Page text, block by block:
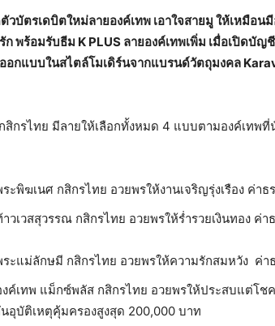
วบัตรเดบิตใหม่ลายองค์เทพ เอาใจสายมู ให้เหมือ
ก พร้อมรับธีม K PLUS ลายองค์เทพเพิ่ม เมื่อเปิดบั
อกแบบในสไตล์โมเดิร์นจากแบรนด์วัตถุมงคล
สิกรไทย มีลายให้เลือกทั้งหมด 4 แบบตามองค์เทพ
ะพิฆเนศ กสิกรไทย อวยพรให้งานเจริญรุ่งเรือง ค่า
วเวสสุวรรณ กสิกรไทย อวยพรให้ร่ำรวยเงินทอง ค่า
ะแม่ลักษมี กสิกรไทย อวยพรให้ความรักสมหวัง ค่า
ค์เทพ แม็กซ์พลัส กสิกรไทย อวยพรให้ประสบแต่โช
อุบัติเหตุคุ้มครองสูงสุด 200,000 บาท